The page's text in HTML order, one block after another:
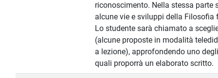
riconoscimento. Nella stessa parte
alcune vie e sviluppi della Filosofia
Lo studente sarà chiamato a
(alcune proposte in modalità
a lezione), approfondendo uno
quali proporrà un elaborato scritto.